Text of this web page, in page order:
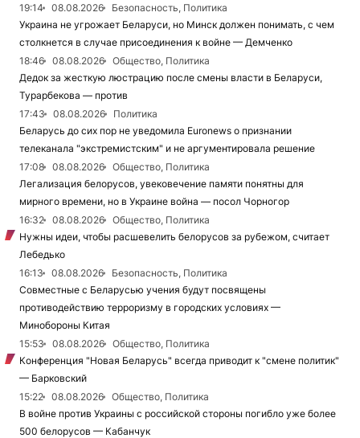
19:14
08.08.2026
Безопасность, Политика
Украина не угрожает Беларуси, но Минск должен понимать, с чем
столкнется в случае присоединения к войне — Демченко
18:46
08.08.2026
Общество, Политика
Дедок за жесткую люстрацию после смены власти в Беларуси,
Турарбекова — против
17:43
08.08.2026
Политика
Беларусь до сих пор не уведомила Euronews о признании
телеканала "экстремистским" и не аргументировала решение
17:08
08.08.2026
Общество, Политика
Легализация белорусов, увековечение памяти понятны для
мирного времени, но в Украине война — посол Чорногор
16:32
08.08.2026
Общество, Политика
Нужны идеи, чтобы расшевелить белорусов за рубежом, считает
Лебедько
16:13
08.08.2026
Безопасность, Политика
Совместные с Беларусью учения будут посвящены
противодействию терроризму в городских условиях —
Минобороны Китая
15:53
08.08.2026
Общество, Политика
Конференция "Новая Беларусь" всегда приводит к "смене политик"
— Барковский
15:22
08.08.2026
Общество, Политика
В войне против Украины с российской стороны погибло уже более
500 белорусов — Кабанчук